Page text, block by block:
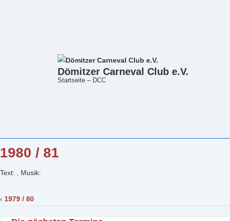
Dömitzer Carneval Club e.V.
Startseite – DCC
Zum
Inhalt
1980 / 81
Text: , Musik:
‹ 1979 / 80